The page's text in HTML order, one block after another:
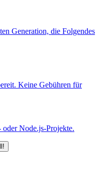
Generation, die Folgendes
Keine Gebühren für
Node.js-Projekte.